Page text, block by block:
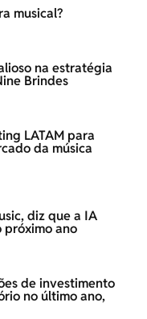
musical?
na estratégia
Brindes
LATAM para
da música
diz que a IA
próximo ano
de investimento
no último ano,